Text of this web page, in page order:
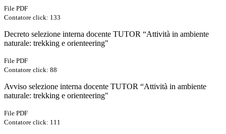
File PDF
Contatore click: 133
Decreto selezione interna docente TUTOR “Attività in ambiente
naturale: trekking e orienteering"
File PDF
Contatore click: 88
Avviso selezione interna docente TUTOR “Attività in ambiente
naturale: trekking e orienteering"
File PDF
Contatore click: 111